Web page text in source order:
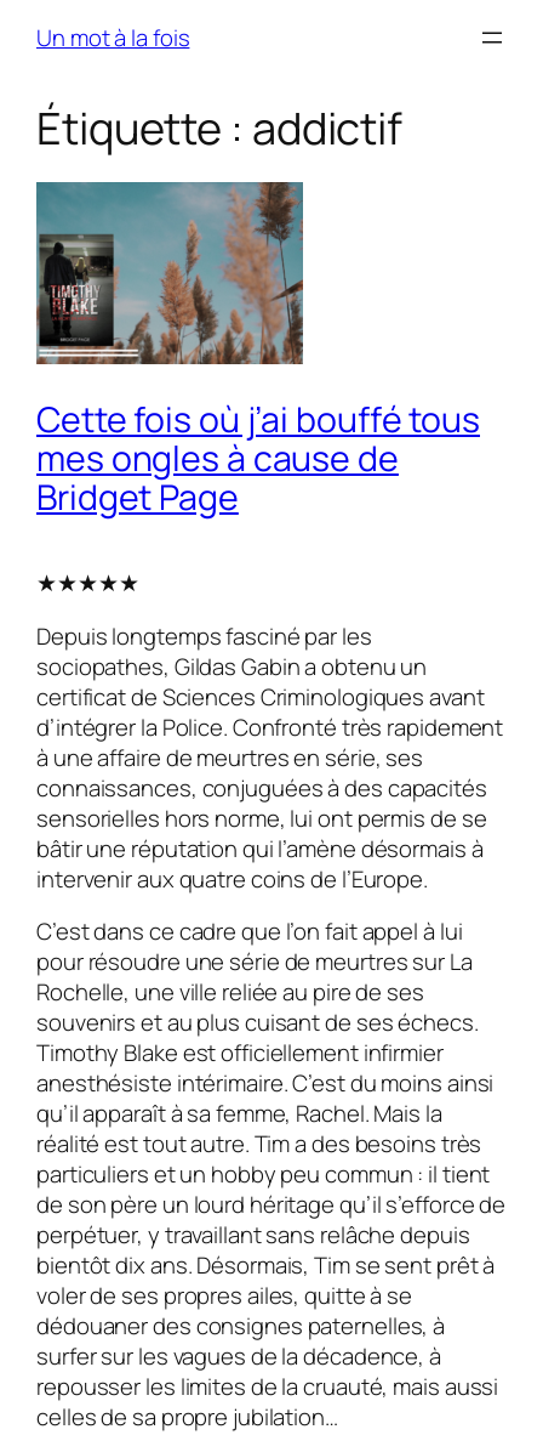
Un mot à la fois
Étiquette : addictif
Cette fois où j’ai bouffé tous
mes ongles à cause de
Bridget Page
★★★★★
Depuis longtemps fasciné par les
sociopathes, Gildas Gabin a obtenu un
certificat de Sciences Criminologiques avant
d’intégrer la Police. Confronté très rapidement
à une affaire de meurtres en série, ses
connaissances, conjuguées à des capacités
sensorielles hors norme, lui ont permis de se
bâtir une réputation qui l’amène désormais à
intervenir aux quatre coins de l’Europe.
C’est dans ce cadre que l’on fait appel à lui
pour résoudre une série de meurtres sur La
Rochelle, une ville reliée au pire de ses
souvenirs et au plus cuisant de ses échecs.
Timothy Blake est officiellement infirmier
anesthésiste intérimaire. C’est du moins ainsi
qu’il apparaît à sa femme, Rachel. Mais la
réalité est tout autre. Tim a des besoins très
particuliers et un hobby peu commun : il tient
de son père un lourd héritage qu’il s’efforce de
perpétuer, y travaillant sans relâche depuis
bientôt dix ans. Désormais, Tim se sent prêt à
voler de ses propres ailes, quitte à se
dédouaner des consignes paternelles, à
surfer sur les vagues de la décadence, à
repousser les limites de la cruauté, mais aussi
celles de sa propre jubilation…